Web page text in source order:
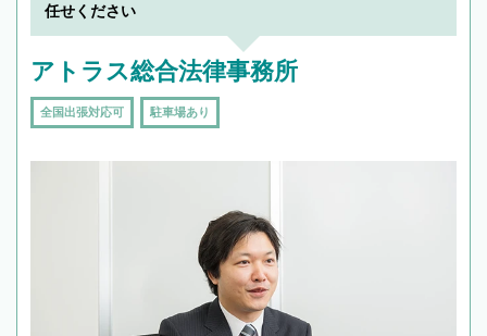
任せください
アトラス総合法律事務所
全国出張対応可 駐車場あり